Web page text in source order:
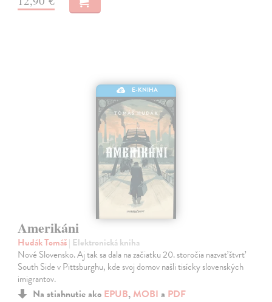
E-KNIHA
Amerikáni
Hudák Tomáš| Elektronická kniha
Nové Slovensko. Aj tak sa dala na začiatku 20. storočia nazvať štvrť
South Side v Pittsburghu, kde svoj domov našli tisícky slovenských
imigrantov.
Na stiahnutie ako EPUB, MOBI a PDF